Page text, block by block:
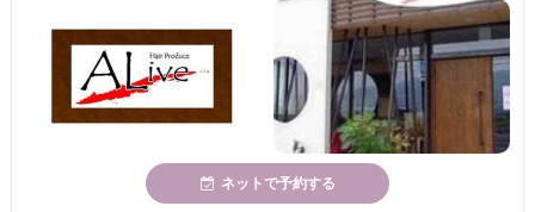
ネットで予約する